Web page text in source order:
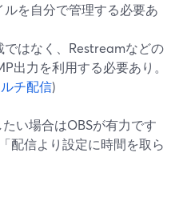
を自分で管理する必要あ
ではなく、Restreamなどの
出力を利用する必要あり。
チ配信)
い場合はOBSが有力です
配信より設定に時間を取ら